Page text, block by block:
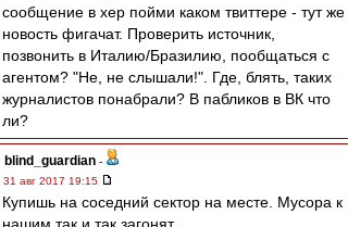
сообщение в хер пойми каком твиттере - тут же
новость фигачат. Проверить источник,
позвонить в Италию/Бразилию, пообщаться с
агентом? "Не, не слышали!". Где, блять, таких
журналистов понабрали? В пабликов в ВК что
ли?
blind_guardian -
31 авг 2017 19:15
Купишь на соседний сектор на месте. Мусора к